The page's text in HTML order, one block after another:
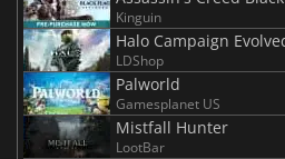
Kinguin
Halo Campaign
LDShop
Palworld
Gamesplanet US
Mistfall Hunter
LootBar